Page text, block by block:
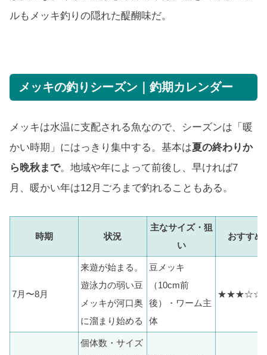
ルもメッキ釣りの隠れた醍醐味だ。
メッキの釣りシーズン｜釣期カレンダー
メッキは水温に支配される魚なので、シーズンは「暖
かい時期」にはっきり集中する。基本は夏の終わりか
ら晩秋まで。地域や年によって前後し、早ければ7
月、暖かい年は12月ごろまで釣れることもある。
時期 状況
主なサイズ・狙
い
おすすめ
7月〜8月
来遊が始まる。
遊泳力の弱い豆
メッキが河口奥
に溜まり始める
豆メッキ
（10cm前
後）・ワーム主
体
★★★☆☆
個体数・サイズ